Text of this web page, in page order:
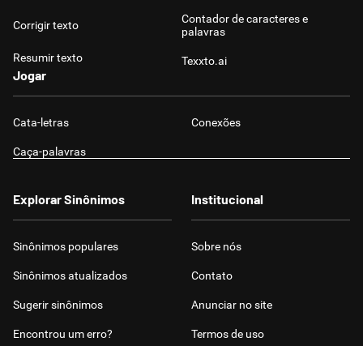
Corrigir texto
Resumir texto
Contador de caracteres e
palavras
Texxto.ai
Jogar
Cata-letras Conexões
Caça-palavras
Explorar Sinônimos
Sinônimos populares
Sinônimos atualizados
Sugerir sinônimos
Encontrou um erro?
Institucional
Sobre nós
Contato
Anunciar no site
Termos de uso